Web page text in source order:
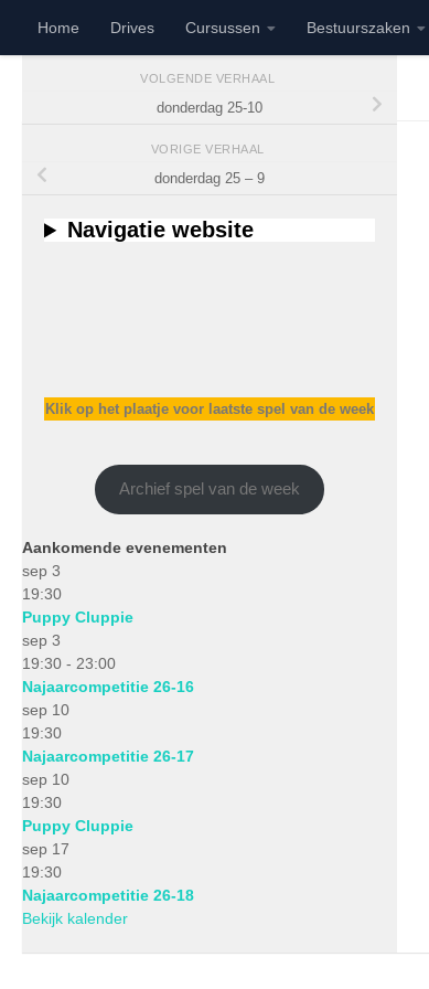
Doorgaan naar inhoud
Home Drives Cursussen Bestuurszaken
VOLGENDE VERHAAL
donderdag 25-10
VORIGE VERHAAL
donderdag 25 – 9
Navigatie website
Klik op het plaatje voor laatste spel van de week
Archief spel van de week
Aankomende evenementen
sep 3
19:30
Puppy Cluppie
sep 3
19:30 - 23:00
Najaarcompetitie 26-16
sep 10
19:30
Najaarcompetitie 26-17
sep 10
19:30
Puppy Cluppie
sep 17
19:30
Najaarcompetitie 26-18
Bekijk kalender